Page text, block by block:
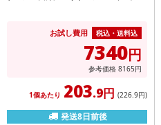
お試し費用 税込・送料込
7340円
参考価格 8165円
1個あたり 203.9円 (226.9円)
発送8日前後